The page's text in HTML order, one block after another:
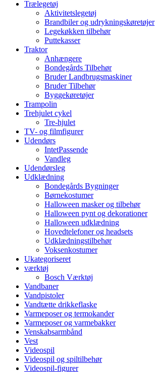
Trælegetøj
Aktivitetslegetøj
Brandbiler og udrykningskøretøjer
Legekøkken tilbehør
Puttekasser
Traktor
Anhængere
Bondegårds Tilbehør
Bruder Landbrugsmaskiner
Bruder Tilbehør
Byggekøretøjer
Trampolin
Trehjulet cykel
Tre-hjulet
TV- og filmfigurer
Udendørs
IntetPassende
Vandleg
Udendørsleg
Udklædning
Bondegårds Bygninger
Børnekostumer
Halloween masker og tilbehør
Halloween pynt og dekorationer
Halloween udklædning
Hovedtelefoner og headsets
Udklædningstilbehør
Voksenkostumer
Ukategoriseret
værktøj
Bosch Værktøj
Vandbaner
Vandpistoler
Vandtætte drikkeflaske
Varmeposer og termokander
Varmeposer og varmebakker
Venskabsarmbånd
Vest
Videospil
Videospil og spiltilbehør
Videospil-figurer